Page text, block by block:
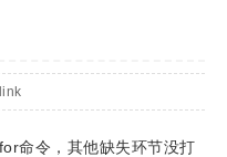
命令，其他缺失环节没打